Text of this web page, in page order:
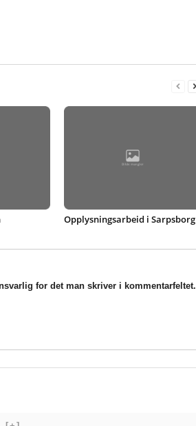
Opplysningsarbeid i Sarpsborg
for det man skriver i kommentarfeltet.